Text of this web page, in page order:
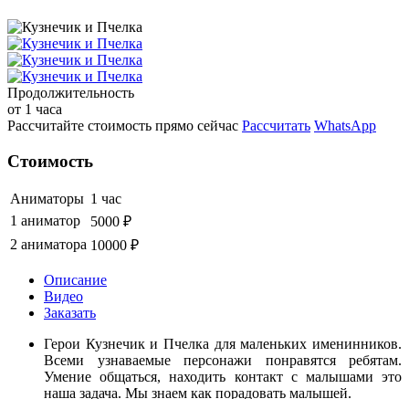
Продолжительность
от 1 часа
Рассчитайте стоимость прямо сейчас Рассчитать WhatsApp
Стоимость
Аниматоры 1 час
1 аниматор
5000 ₽
2 аниматора 10000 ₽
Описание
Видео
Заказать
Герои Кузнечик и Пчелка для маленьких именинников.
Всеми узнаваемые персонажи понравятся ребятам.
Умение общаться, находить контакт с малышами это
наша задача. Мы знаем как порадовать малышей.